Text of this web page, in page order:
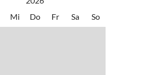
Mi Do Fr Sa So